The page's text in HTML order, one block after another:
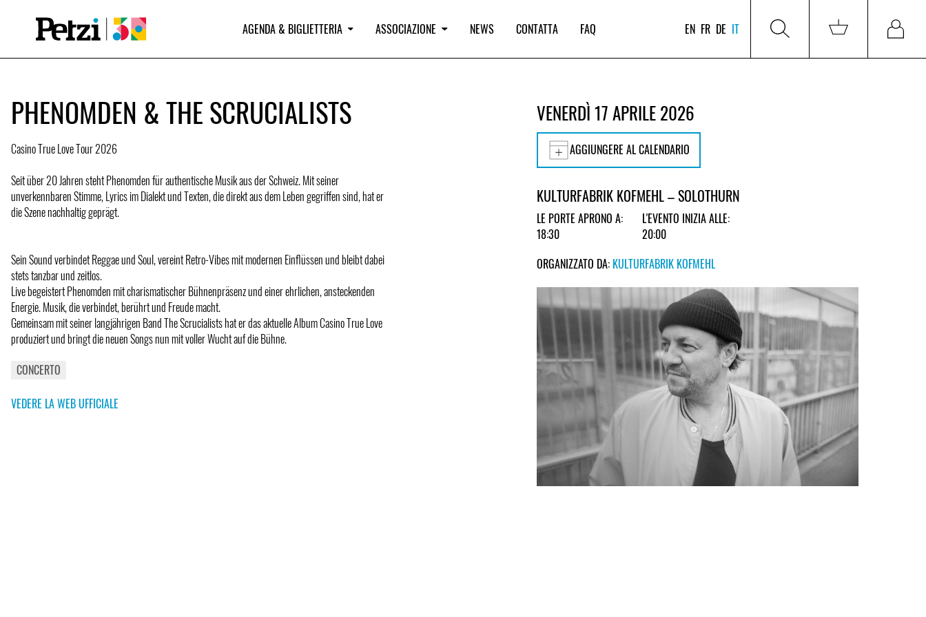
AGENDA & BIGLIETTERIA ASSOCIAZIONE NEWS CONTATTA FAQ EN FR DE IT
PHENOMDEN & THE SCRUCIALISTS
Casino True Love Tour 2026
Seit über 20 Jahren steht Phenomden für authentische Musik aus der Schweiz. Mit seiner
unverkennbaren Stimme, Lyrics im Dialekt und Texten, die direkt aus dem Leben gegriffen sind, hat er
die Szene nachhaltig geprägt.
Sein Sound verbindet Reggae und Soul, vereint Retro-Vibes mit modernen Einflüssen und bleibt dabei
stets tanzbar und zeitlos.
Live begeistert Phenomden mit charismatischer Bühnenpräsenz und einer ehrlichen, ansteckenden
Energie. Musik, die verbindet, berührt und Freude macht.
Gemeinsam mit seiner langjährigen Band The Scrucialists hat er das aktuelle Album Casino True Love
produziert und bringt die neuen Songs nun mit voller Wucht auf die Bühne.
CONCERTO
VEDERE LA WEB UFFICIALE
VENERDÌ 17 APRILE 2026
AGGIUNGERE AL CALENDARIO
KULTURFABRIK KOFMEHL – SOLOTHURN
LE PORTE APRONO A:
18:30
L'EVENTO INIZIA ALLE:
20:00
ORGANIZZATO DA: KULTURFABRIK KOFMEHL